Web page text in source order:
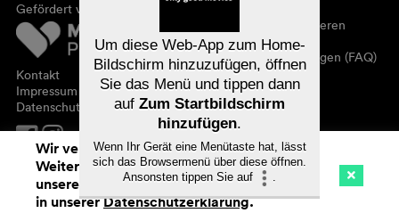
Kino Streaming Watchlist (
Gefördert von
Kontakt
Impressum
Datenschutz
Registrieren/abonnieren
Newsletter
Häufig gestellte Fragen (FAQ)
Gutscheine
Wir verwenden Cookies. Mit dem
Weitersurfen auf cinefile.ch stimmen Sie
unserer Cookie-Nutzung zu. Mehr Infos
in unsererDatenschutzerklärung.
Um diese Web-App zum Home-
Bildschirm hinzuzufügen, öffnen
Sie das Menü und tippen dann
auf Zum Startbildschirm
hinzufügen.
Wenn Ihr Gerät eine Menütaste hat, lässt
sich das Browsermenü über diese öffnen.
Ansonsten tippen Sie auf
.